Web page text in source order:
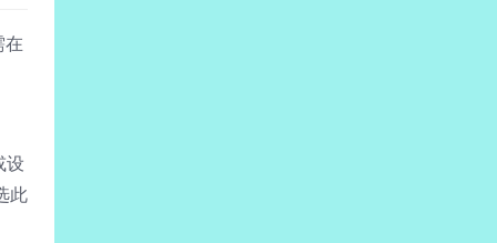
在
设
此